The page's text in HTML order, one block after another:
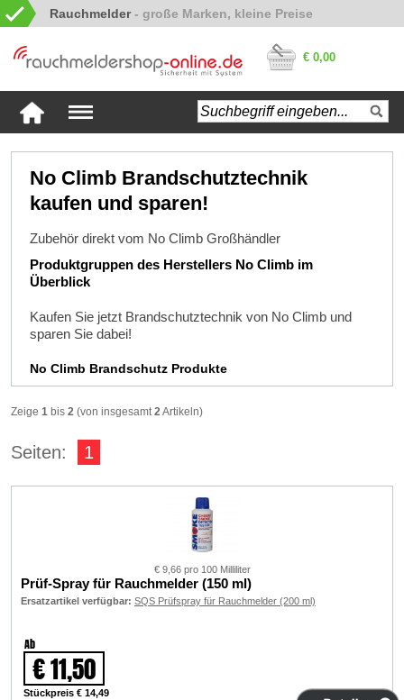
Rauchmelder
€ 0,00
No Climb Brandschutztechnik
kaufen und sparen!
Zubehör direkt vom No Climb Großhändler
Produktgruppen des Herstellers No Climb im
Überblick
Kaufen Sie jetzt Brandschutztechnik von No Climb und
sparen Sie dabei!
No Climb Brandschutz Produkte
Zeige 1 bis 2 (von insgesamt2Artikeln)
Seiten: 1
€ 9,66 pro 100 Milliliter
Prüf-Spray für Rauchmelder (150 ml)
Ersatzartikel verfügbar: SQS Prüfspray für Rauchmelder (200 ml)
Ab
€ 11,50
Stückpreis € 14,49